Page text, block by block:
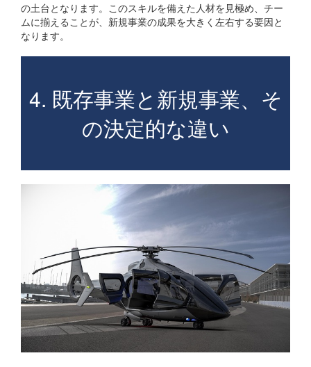
の土台となります。このスキルを備えた人材を見極め、チー
ムに揃えることが、新規事業の成果を大きく左右する要因と
なります。
4. 既存事業と新規事業、そ
の決定的な違い